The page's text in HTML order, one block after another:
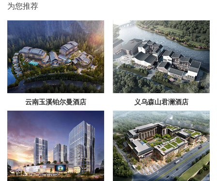
为您推荐
云南玉溪铂尔曼酒店 义乌森山君澜酒店